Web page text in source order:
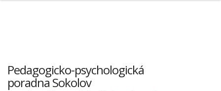
Pedagogicko-psychologická
poradna Sokolov